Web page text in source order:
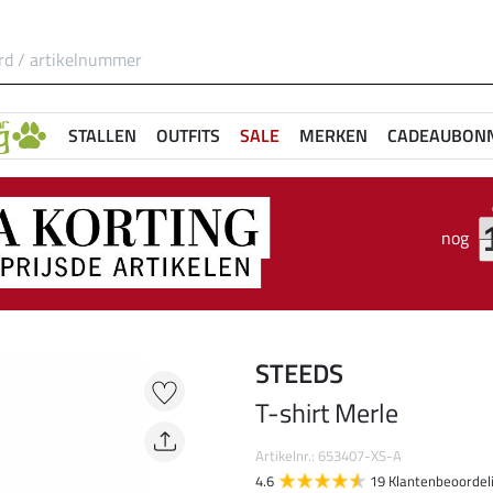
STALLEN OUTFITS SALE MERKEN
nog
STEEDS
T-shirt Merle
Artikelnr.: 653407-XS-A
4.6
19